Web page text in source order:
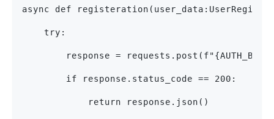
async def
    try:
response =
        if response.status_code == 200:
            return response.json()